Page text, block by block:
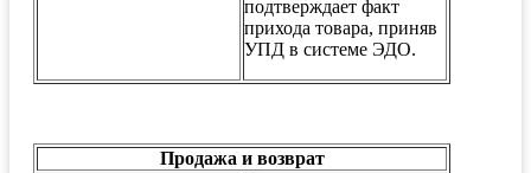
подтверждает факт
прихода товара, приняв
УПД в системе ЭДО.
Продажа и возврат